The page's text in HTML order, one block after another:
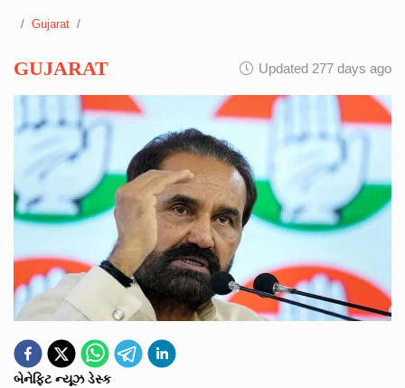
Gujarat
GUJARAT Updated 277 days ago
બેનેફિટ ન્યૂઝ ડેસ્ક